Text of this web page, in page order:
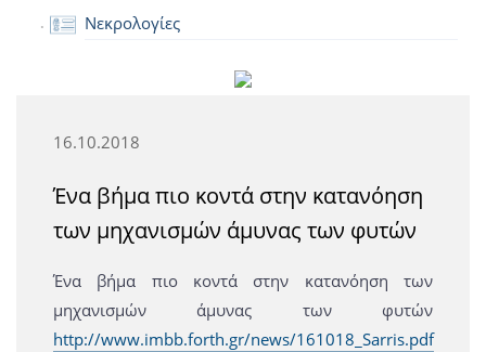
Νεκρολογίες
16.10.2018
Ένα βήμα πιο κοντά στην κατανόηση
των μηχανισμών άμυνας των φυτών
Ένα βήμα πιο κοντά στην κατανόηση των
μηχανισμών άμυνας των φυτών
http://www.imbb.forth.gr/news/161018_Sarris.pdf